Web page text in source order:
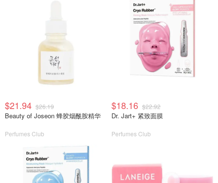
$21.94 $26.19
Beauty of Joseon 蜂胶烟酰胺精华
Perfumes Club
$18.16 $22.92
Dr. Jart+ 紧致面膜
Perfumes Club